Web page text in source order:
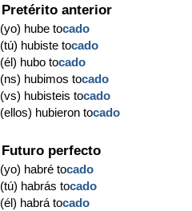
Pretérito anterior
(yo) hube tocado
(tú) hubiste tocado
(él) hubo tocado
(ns) hubimos tocado
(vs) hubisteis tocado
(ellos) hubieron tocado
Futuro perfecto
(yo) habré tocado
(tú) habrás tocado
(él) habrá tocado